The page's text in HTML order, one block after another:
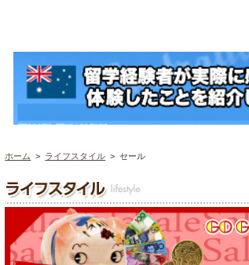
ホーム > ライフスタイル > セール